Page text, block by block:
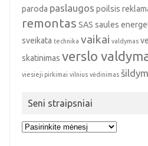
paroda paslaugos poilsis
remontas SAS saules
sveikata technika vaikai valdymas
skatinimas verslo
viesieji pirkimai vilnius vėdinimas
Seni straipsniai
Seni